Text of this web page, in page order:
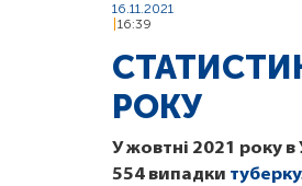
16.11.2021
16:39
РОКУ
У жовтні 2021 року в
554 випадки